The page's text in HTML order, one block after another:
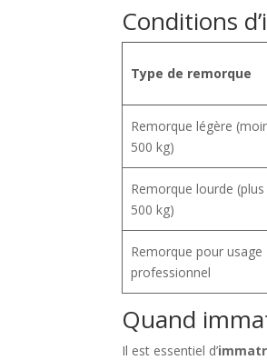
Conditions
Type de remorque
Remorque légère
500 kg)
Remorque lourde (plus
500 kg)
Remorque pour usage
professionnel
Quand
Il est essentiel d’